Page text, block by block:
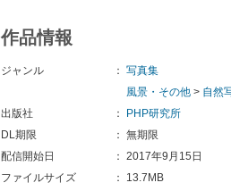
作品情報
ジャンル ： 写真集
風景・その他 > 自然
出版社
：
PHP研究所
DL期限
： 無期限
配信開始日
： 2017年9月15日
ファイルサイズ
：
13.7MB